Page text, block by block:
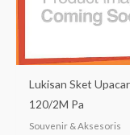
Lukisan Sket
120/2M Pa
Souvenir & Aksesoris